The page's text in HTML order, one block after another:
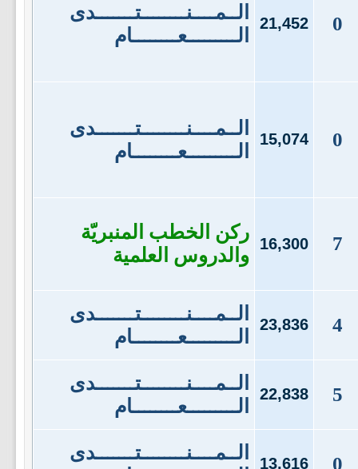
0
21,452
الــمــــنــــــــتـــــــدى
الـــــــــعــــــــام
0
15,074
الــمــــنــــــــتـــــــدى
الـــــــــعــــــــام
7
16,300
ركن الخطب المنبريّة
والدروس العلمية
4
23,836
الــمــــنــــــــتـــــــدى
الـــــــــعــــــــام
5
22,838
الــمــــنــــــــتـــــــدى
الـــــــــعــــــــام
0
13,616
الــمــــنــــــــتـــــــدى